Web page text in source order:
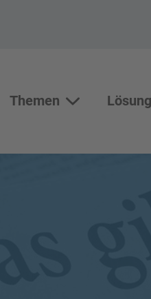
Themen
Themen